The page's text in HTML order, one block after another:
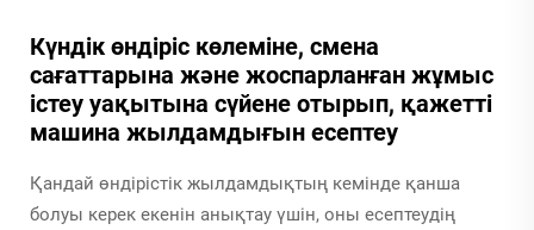
Күндік өндіріс көлеміне, смена
сағаттарына және жоспарланған жұмыс
істеу уақытына сүйене отырып, қажетті
машина жылдамдығын есептеу
Қандай өндірістік жылдамдықтың кемінде қанша
болуы керек екенін анықтау үшін, оны есептеудің